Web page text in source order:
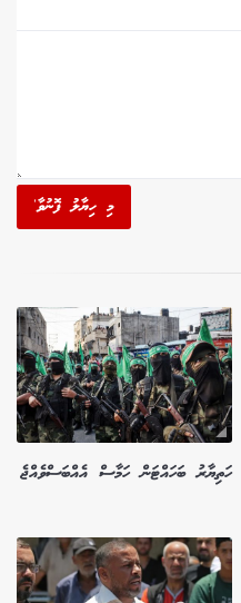
މި ހިޔާލު ފޮނުވާ'
ހަތިޔާރު ބަހައްޓަން ހަމާސް އެއްބަސްވެއްޖެ